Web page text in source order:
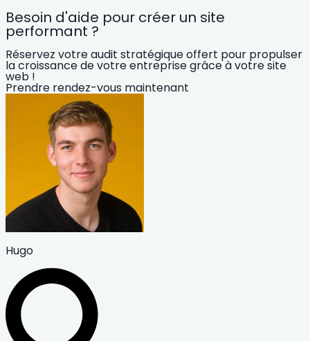
Besoin d'aide pour créer un site
performant ?
Réservez votre audit stratégique offert pour propulser
la croissance de votre entreprise grâce à votre site
web !
Prendre rendez-vous maintenant
Hugo